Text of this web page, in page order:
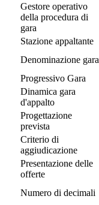
Gestore operativo
della procedura di
gara
Stazione appaltante
Denominazione gara
Progressivo Gara
Dinamica gara
d'appalto
Progettazione
prevista
Criterio di
aggiudicazione
Presentazione delle
offerte
Numero di decimali